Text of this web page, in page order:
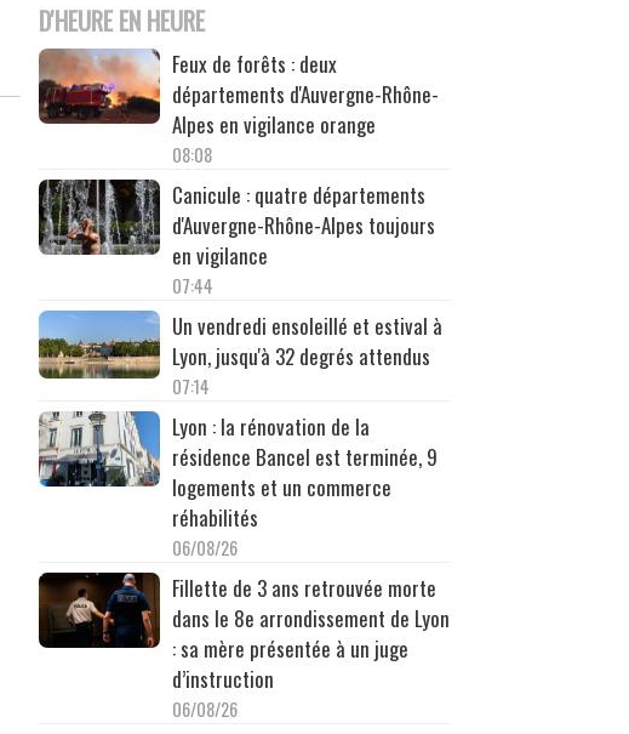
D'HEURE EN HEURE
Feux de forêts : deux
départements d'Auvergne-Rhône-
Alpes en vigilance orange
08:08
Canicule : quatre départements
d'Auvergne-Rhône-Alpes toujours
en vigilance
07:44
Un vendredi ensoleillé et estival à
Lyon, jusqu'à 32 degrés attendus
07:14
Lyon : la rénovation de la
résidence Bancel est terminée, 9
logements et un commerce
réhabilités
06/08/26
Fillette de 3 ans retrouvée morte
dans le 8e arrondissement de Lyon
: sa mère présentée à un juge
d’instruction
06/08/26